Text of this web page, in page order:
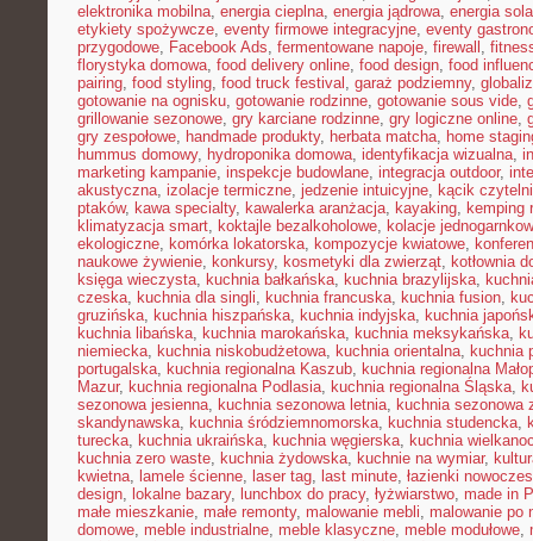
elektronika mobilna, energia cieplna, energia jądrowa, energia
etykiety spożywcze, eventy firmowe integracyjne, eventy
przygodowe, Facebook Ads, fermentowane napoje, firewall ,
florystyka domowa, food delivery online, food design, food
pairing, food styling, food truck festival , garaż podziemny,
gotowanie na ognisku, gotowanie rodzinne, gotowanie sous vide,
grillowanie sezonowe, gry karciane rodzinne, gry logiczne online,
gry zespołowe, handmade produkty, herbata matcha, home
hummus domowy, hydroponika domowa, identyfikacja wizualna,
marketing kampanie, inspekcje budowlane, integracja outdoor,
akustyczna, izolacje termiczne, jedzenie intuicyjne, kącik
ptaków, kawa specialty, kawalerka aranżacja, kayaking, kemping
klimatyzacja smart, koktajle bezalkoholowe, kolacje
ekologiczne, komórka lokatorska, kompozycje kwiatowe,
naukowe żywienie, konkursy, kosmetyki dla zwierząt, kotłownia
księga wieczysta, kuchnia bałkańska, kuchnia brazylijska,
czeska, kuchnia dla singli, kuchnia francuska, kuchnia fusion,
gruzińska, kuchnia hiszpańska, kuchnia indyjska, kuchnia
kuchnia libańska, kuchnia marokańska, kuchnia meksykańska,
niemiecka, kuchnia niskobudżetowa, kuchnia orientalna, kuchnia
portugalska, kuchnia regionalna Kaszub, kuchnia regionalna
Mazur, kuchnia regionalna Podlasia, kuchnia regionalna Śląska,
sezonowa jesienna, kuchnia sezonowa letnia, kuchnia sezonowa
skandynawska, kuchnia śródziemnomorska, kuchnia studencka,
turecka, kuchnia ukraińska, kuchnia węgierska, kuchnia
kuchnia zero waste, kuchnia żydowska, kuchnie na wymiar,
kwietna, lamele ścienne, laser tag, last minute, łazienki
design, lokalne bazary, lunchbox do pracy, łyżwiarstwo, made in
małe mieszkanie, małe remonty, malowanie mebli, malowanie po
domowe, meble industrialne, meble klasyczne, meble modułowe,